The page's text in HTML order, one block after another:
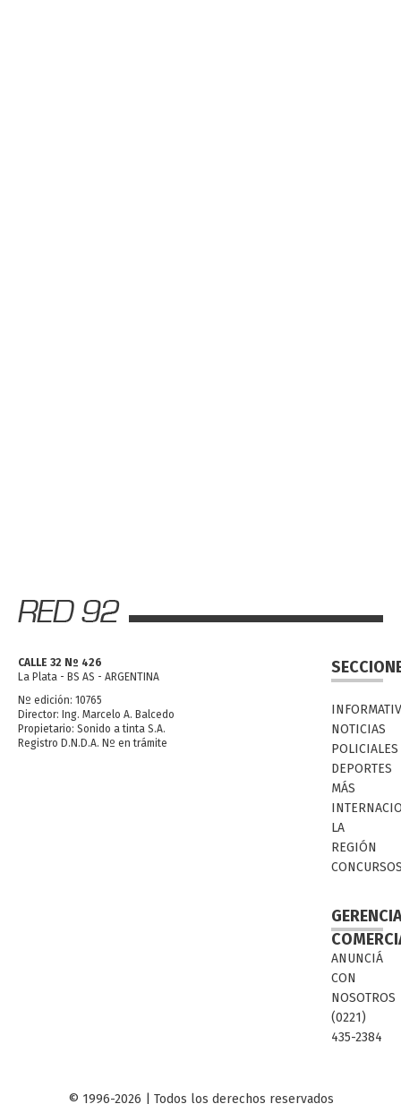
CALLE 32 Nº 426
La Plata - BS AS - ARGENTINA
Nº edición: 10765
Director: Ing. Marcelo A. Balcedo
Propietario: Sonido a tinta S.A.
Registro D.N.D.A. Nº en trámite
NOTICIAS
POLICIALES
DEPORTES
MÁS
LA
REGIÓN
ANUNCIÁ
CON
NOSOTROS
(0221)
435-2384
© 1996-2026 | Todos los derechos reservados